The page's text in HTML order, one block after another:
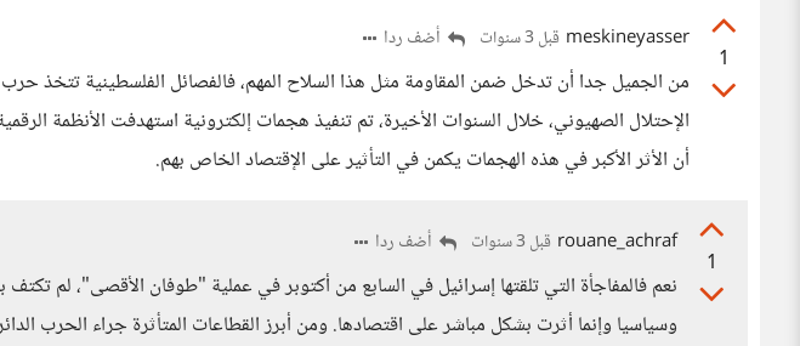
1
meskineyasser قبل 3 سنوات أضف ردا
من الجميل جدا أن تدخل ضمن المقاومة مثل هذا السلاح المهم، فالفصائل الفلسطينية تتخذ
الإحتلال الصهيوني، خلال السنوات الأخيرة، تم تنفيذ هجمات إلكترونية استهدفت الأنظمة
أن الأثر الأكبر في هذه الهجمات يكمن في التأثير على الإقتصاد الخاص بهم.
1
rouane_achraf قبل 3 سنوات أضف ردا
نعم فالمفاجأة التي تلقتها إسرائيل في السابع من أكتوبر في عملية "طوفان الأقصى"، لم
وسياسيا وإنما أثرت بشكل مباشر على اقتصادها. ومن أبرز القطاعات المتأثرة جراء الحرب